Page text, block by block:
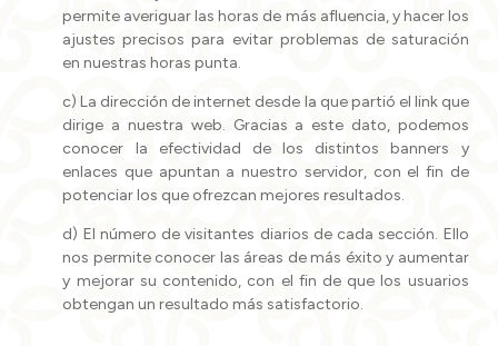
permite averiguar las horas de más afluencia, y hacer los
ajustes precisos para evitar problemas de saturación
en nuestras horas punta.
c) La dirección de internet desde la que partió el link que
dirige a nuestra web. Gracias a este dato, podemos
conocer la efectividad de los distintos banners y
enlaces que apuntan a nuestro servidor, con el fin de
potenciar los que ofrezcan mejores resultados.
d) El número de visitantes diarios de cada sección. Ello
nos permite conocer las áreas de más éxito y aumentar
y mejorar su contenido, con el fin de que los usuarios
obtengan un resultado más satisfactorio.